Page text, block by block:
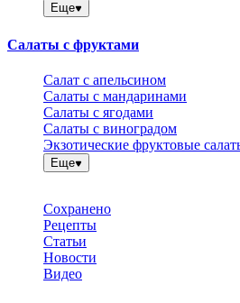
Еще
Салаты с фруктами
Салат с апельсином
Салаты с мандаринами
Салаты с ягодами
Салаты с виноградом
Экзотические фруктовые
Еще
Сохранено
Рецепты
Статьи
Новости
Видео